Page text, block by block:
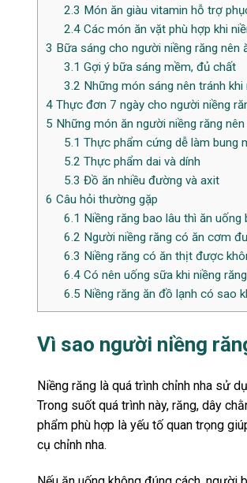
2.3 Món ăn giàu vitamin hỗ trợ
2.4Các món ăn vặt phù hợp khi
3 Bữa sáng cho người niềng răng nên
3.1 Gợi ý bữa sáng mềm, đủ chất
3.2 Những món sáng nên tránh khi
4 Thực đơn 7 ngày cho người niềng
5 Những món ăn người niềng răng
5.1 Thực phẩm cứng dễ làm bung
5.2 Thực phẩm dai và dính
5.3 Đồ ăn nhiều đường và axit
6 Câu hỏi thường gặp
6.1 Niềng răng bao lâu thì ăn uống
6.2 Người niềng răng có ăn cơm
6.3 Niềng răng có ăn thịt được
6.4Có nên uống sữa khi niềng
6.5 Niềng răng ăn đồ lạnh có sao
Vì sao người niềng
Niềng răng là quá trình chỉnh nha sử
Trong suốt quá trình này, răng, dây
phẩm phù hợp là yếu tố quan trọng
cụ chỉnh nha.